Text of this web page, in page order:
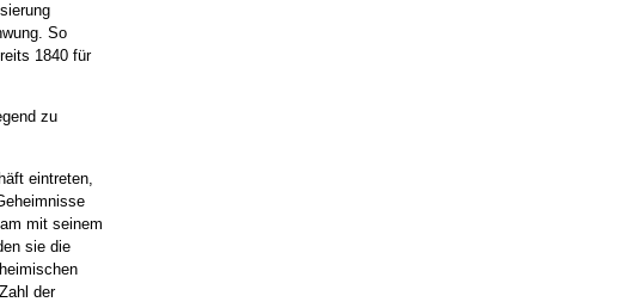
So
1840 für
zu
eintreten,
mit seinem
sie die
der